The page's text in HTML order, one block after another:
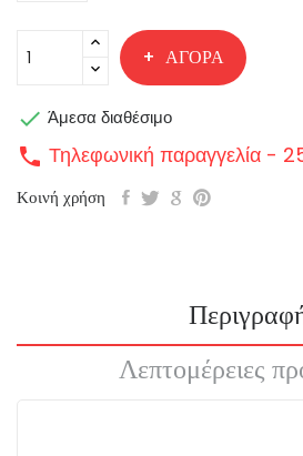
ΑΓΟΡΆ
 Άμεσα διαθέσιμο
call Τηλεφωνική παραγγελία -
Κοινή χρήση
Λεπτομέρειες